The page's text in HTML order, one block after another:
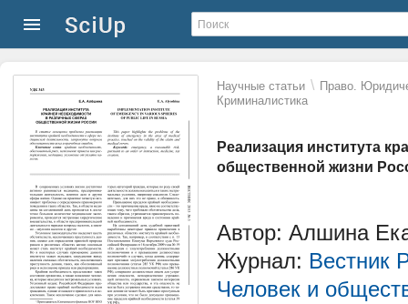
Научные статьи \ Право.
Криминалистика
Реализация института
общественной жизни
Автор: Алшина
Журнал: Вестник
Человек и